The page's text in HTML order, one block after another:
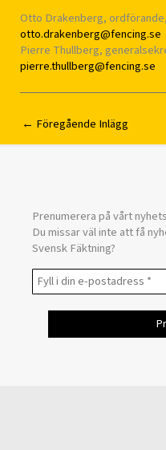
Otto Drakenberg,
otto.drakenberg@fencing.se
Pierre Thullberg,
pierre.thullberg@fencing.se
← Föregående Inlägg
Prenumerera på vårt
Du missar väl inte att få
Svensk Fäktning?